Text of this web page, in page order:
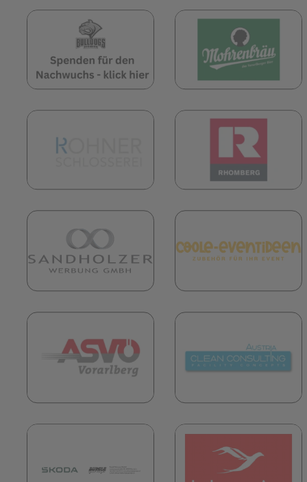
(öffnet in neuem Tab)
(öffnet in neuem Tab)
(öffnet in neuem Tab)
(öffnet in neuem Tab)